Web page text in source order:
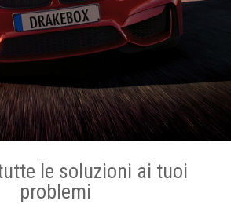
le soluzioni ai tuoi
problemi